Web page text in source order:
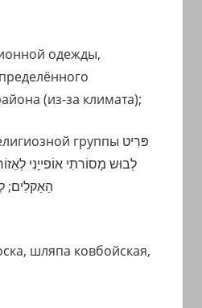
одежды,
(из-за климата);
группы פּרִיט
לְבוּש מָסוֹרתִי אוֹפייָנִי
шляпа ковбойская,